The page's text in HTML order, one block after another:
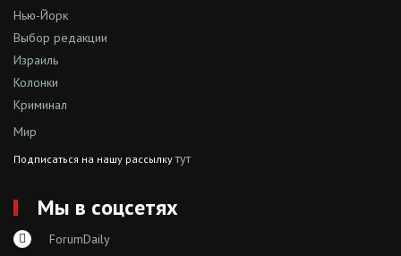
Нью-Йорк
Выбор редакции
Израиль
Колонки
Криминал
Мир
Подписаться на нашу рассылкутут
Мы в соцсетях
ForumDaily